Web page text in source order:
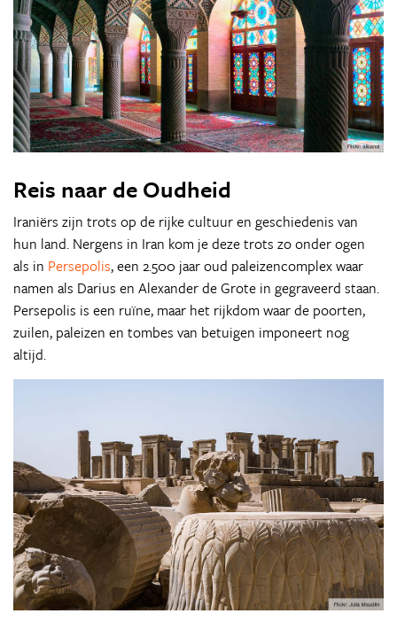
Reis naar de Oudheid
Iraniërs zijn trots op de rijke cultuur en geschiedenis van
hun land. Nergens in Iran kom je deze trots zo onder ogen
als in Persepolis, een 2.500 jaar oud paleizencomplex waar
namen als Darius en Alexander de Grote in gegraveerd staan.
Persepolis is een ruïne, maar het rijkdom waar de poorten,
zuilen, paleizen en tombes van betuigen imponeert nog
altijd.